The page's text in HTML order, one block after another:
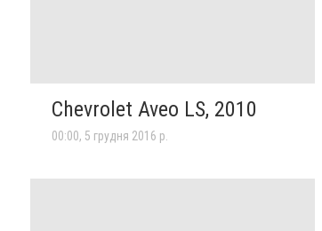
Chevrolet Aveo LS, 2010
00:00, 5 грудня 2016 р.